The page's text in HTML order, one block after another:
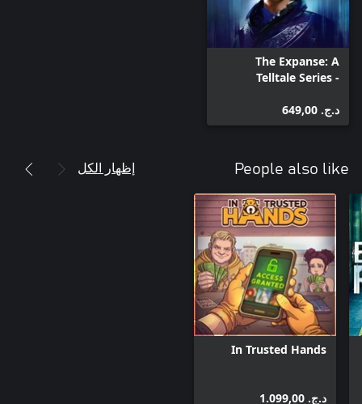
The Expanse: A
Telltale Series -
د.ج.‏ 649,00
People also like إظهار الكل
In Trusted Hands
د.ج.‏ 1.099,00